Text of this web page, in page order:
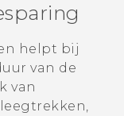
helpt bij
van de
van